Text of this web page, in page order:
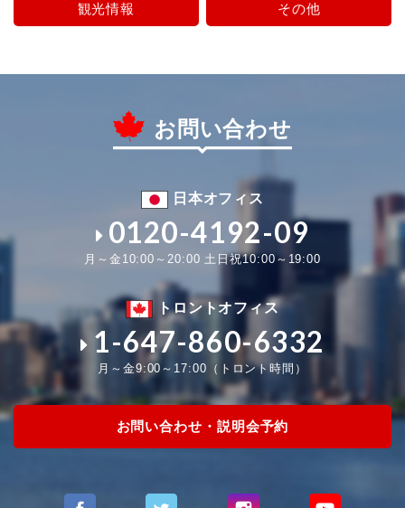
観光情報 その他
お問い合わせ
日本オフィス
0120-4192-09
月～金10:00～20:00 土日祝10:00～19:00
トロントオフィス
1-647-860-6332
月～金9:00～17:00（トロント時間）
お問い合わせ・説明会予約